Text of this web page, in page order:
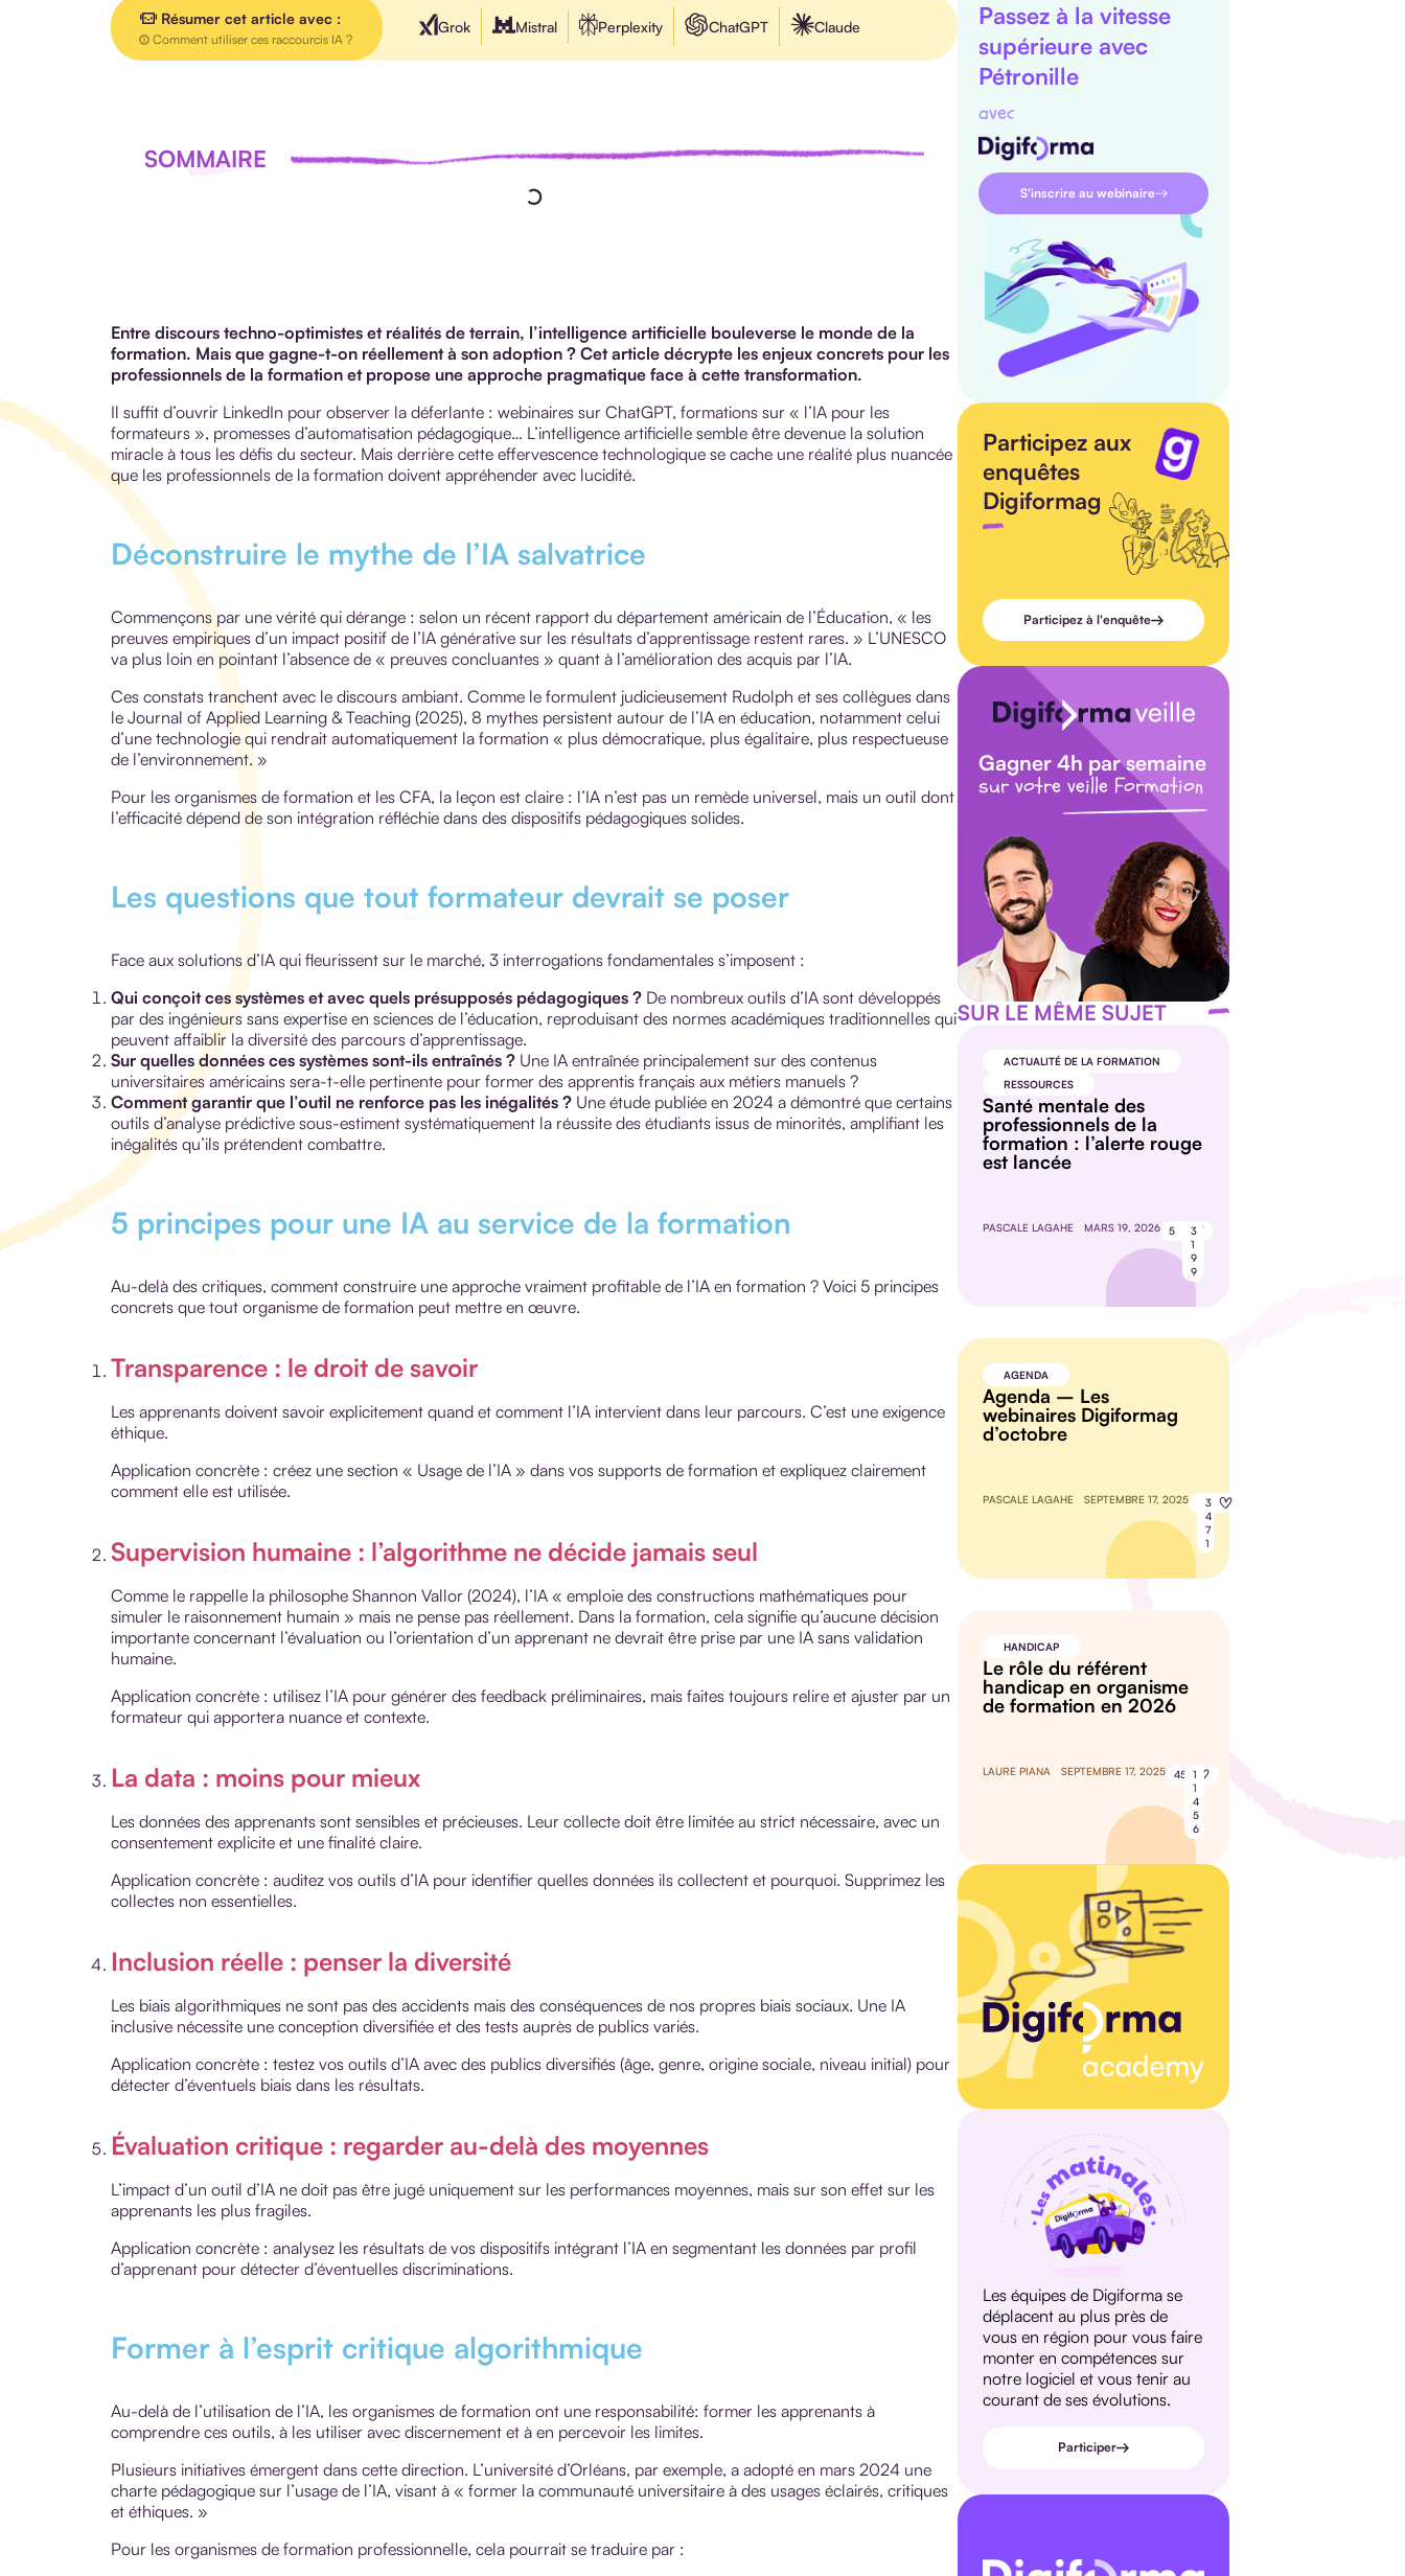
Résumer cet article avec :
Comment utiliser ces raccourcis IA ?
Grok Mistral Perplexity ChatGPT Claude
SOMMAIRE
Entre discours techno-optimistes et réalités de terrain, l’intelligence artificielle bouleverse le monde de la
formation. Mais que gagne-t-on réellement à son adoption ? Cet article décrypte les enjeux concrets pour les
professionnels de la formation et propose une approche pragmatique face à cette transformation.
Il suffit d’ouvrir LinkedIn pour observer la déferlante : webinaires sur ChatGPT, formations sur « l’IA pour les
formateurs », promesses d’automatisation pédagogique… L’intelligence artificielle semble être devenue la solution
miracle à tous les défis du secteur. Mais derrière cette effervescence technologique se cache une réalité plus nuancée
que les professionnels de la formation doivent appréhender avec lucidité.
Déconstruire le mythe de l’IA salvatrice
Commençons par une vérité qui dérange : selon un récent rapport du département américain de l’Éducation, « les
preuves empiriques d’un impact positif de l’IA générative sur les résultats d’apprentissage restent rares. » L’UNESCO
va plus loin en pointant l’absence de « preuves concluantes » quant à l’amélioration des acquis par l’IA.
Ces constats tranchent avec le discours ambiant. Comme le formulent judicieusement Rudolph et ses collègues dans
le Journal of Applied Learning & Teaching (2025), 8 mythes persistent autour de l’IA en éducation, notamment celui
d’une technologie qui rendrait automatiquement la formation « plus démocratique, plus égalitaire, plus respectueuse
de l’environnement. »
Pour les organismes de formation et les CFA, la leçon est claire : l’IA n’est pas un remède universel, mais un outil dont
l’efficacité dépend de son intégration réfléchie dans des dispositifs pédagogiques solides.
Les questions que tout formateur devrait se poser
Face aux solutions d’IA qui fleurissent sur le marché, 3 interrogations fondamentales s’imposent :
Qui conçoit ces systèmes et avec quels présupposés pédagogiques ? De nombreux outils d’IA sont développés
par des ingénieurs sans expertise en sciences de l’éducation, reproduisant des normes académiques traditionnelles qui
peuvent affaiblir la diversité des parcours d’apprentissage.
Sur quelles données ces systèmes sont-ils entraînés ? Une IA entraînée principalement sur des contenus
universitaires américains sera-t-elle pertinente pour former des apprentis français aux métiers manuels ?
Comment garantir que l’outil ne renforce pas les inégalités ? Une étude publiée en 2024 a démontré que certains
outils d’analyse prédictive sous-estiment systématiquement la réussite des étudiants issus de minorités, amplifiant les
inégalités qu’ils prétendent combattre.
5 principes pour une IA au service de la formation
Au-delà des critiques, comment construire une approche vraiment profitable de l’IA en formation ? Voici 5 principes
concrets que tout organisme de formation peut mettre en œuvre.
Transparence : le droit de savoir
Les apprenants doivent savoir explicitement quand et comment l’IA intervient dans leur parcours. C’est une exigence
éthique.
Application concrète : créez une section « Usage de l’IA » dans vos supports de formation et expliquez clairement
comment elle est utilisée.
Supervision humaine : l’algorithme ne décide jamais seul
Comme le rappelle la philosophe Shannon Vallor (2024), l’IA « emploie des constructions mathématiques pour
simuler le raisonnement humain » mais ne pense pas réellement. Dans la formation, cela signifie qu’aucune décision
importante concernant l’évaluation ou l’orientation d’un apprenant ne devrait être prise par une IA sans validation
humaine.
Application concrète : utilisez l’IA pour générer des feedback préliminaires, mais faites toujours relire et ajuster par un
formateur qui apportera nuance et contexte.
La data : moins pour mieux
Les données des apprenants sont sensibles et précieuses. Leur collecte doit être limitée au strict nécessaire, avec un
consentement explicite et une finalité claire.
Application concrète : auditez vos outils d’IA pour identifier quelles données ils collectent et pourquoi. Supprimez les
collectes non essentielles.
Inclusion réelle : penser la diversité
Les biais algorithmiques ne sont pas des accidents mais des conséquences de nos propres biais sociaux. Une IA
inclusive nécessite une conception diversifiée et des tests auprès de publics variés.
Application concrète : testez vos outils d’IA avec des publics diversifiés (âge, genre, origine sociale, niveau initial) pour
détecter d’éventuels biais dans les résultats.
Évaluation critique : regarder au-delà des moyennes
L’impact d’un outil d’IA ne doit pas être jugé uniquement sur les performances moyennes, mais sur son effet sur les
apprenants les plus fragiles.
Application concrète : analysez les résultats de vos dispositifs intégrant l’IA en segmentant les données par profil
d’apprenant pour détecter d’éventuelles discriminations.
Former à l’esprit critique algorithmique
Au-delà de l’utilisation de l’IA, les organismes de formation ont une responsabilité: former les apprenants à
comprendre ces outils, à les utiliser avec discernement et à en percevoir les limites.
Plusieurs initiatives émergent dans cette direction. L’université d’Orléans, par exemple, a adopté en mars 2024 une
charte pédagogique sur l’usage de l’IA, visant à « former la communauté universitaire à des usages éclairés, critiques
et éthiques. »
Pour les organismes de formation professionnelle, cela pourrait se traduire par :
Passez à la vitesse
supérieure avec
Pétronille
avec
S'inscrire au webinaire
Participez aux
enquêtes
Digiformag
Participez à l'enquête
Gagner 4h par semaine
sur votre veille Formation
SUR LE MÊME SUJET
ACTUALITÉ DE LA FORMATION
RESSOURCES
Santé mentale des
professionnels de la
formation : l’alerte rouge
est lancée
PASCALE LAGAHE MARS 19, 2026 5
3
1
9
9
AGENDA
Agenda – Les
webinaires Digiformag
d’octobre
PASCALE LAGAHE SEPTEMBRE 17, 2025
3
4
7
1
HANDICAP
Le rôle du référent
handicap en organisme
de formation en 2026
LAURE PIANA SEPTEMBRE 17, 2025 45 1
1
4
5
6
Les équipes de Digiforma se
déplacent au plus près de
vous en région pour vous faire
monter en compétences sur
notre logiciel et vous tenir au
courant de ses évolutions.
Participer